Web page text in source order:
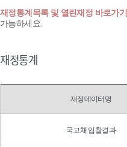
재정통계목록 및 열린재정 바로가기
가능하세요.
재정통계
재정데이터명
국고채 입찰결과